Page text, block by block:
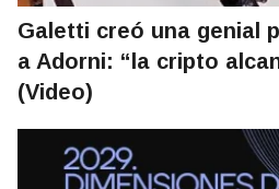
Galetti creó una genial
a Adorni: “la cripto
(Video)